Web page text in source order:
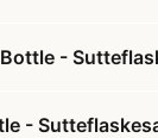
-
-